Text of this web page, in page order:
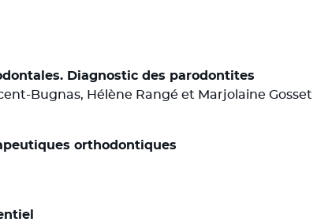
Diagnostic des parodontites
Bugnas, Hélène Rangé et Marjolaine Gosset
orthodontiques